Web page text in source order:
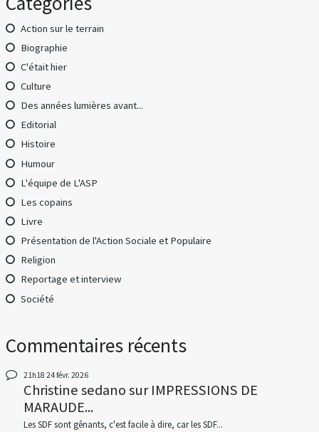
Action sur le terrain
Biographie
C'était hier
Culture
Des années lumières avant...
Editorial
Histoire
Humour
L'équipe de L'ASP
Les copains
Livre
Présentation de l'Action Sociale et Populaire
Religion
Reportage et interview
Société
Commentaires récents
21h18 24févr. 2026
Christine sedanosurIMPRESSIONS DE
MARAUDE...
Les SDF sont gênants, c'est facile à dire, car les SDF...